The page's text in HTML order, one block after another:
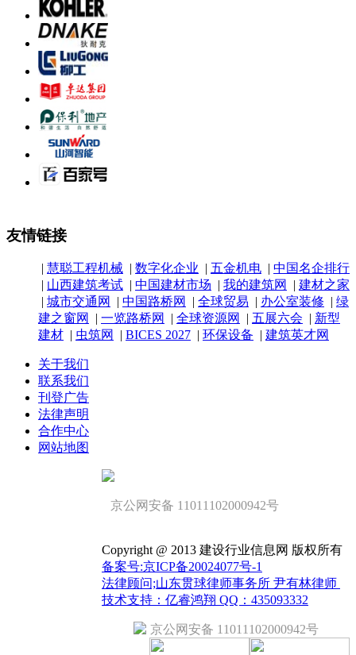
友情链接
| 慧聪工程机械 | 数字化企业 | 五金机电 | 中国名企排行
| 山西建筑考试 | 中国建材市场 | 我的建筑网 | 建材之家
| 城市交通网 | 中国路桥网 | 全球贸易 | 办公室装修 | 绿
建之窗网
| 一览路桥网 | 全球资源网 | 五展六会 | 新型
建材 | 虫筑网 | BICES 2027 | 环保设备 | 建筑英才网
关于我们
联系我们
刊登广告
法律声明
合作中心
网站地图
京公网安备 11011102000942号
Copyright @ 2013 建设行业信息网 版权所有
备案号:京ICP备20024077号-1
法律顾问;山东贯球律师事务所 尹有林律师
技术支持：亿睿鸿翔 QQ：435093332
京公网安备 11011102000942号